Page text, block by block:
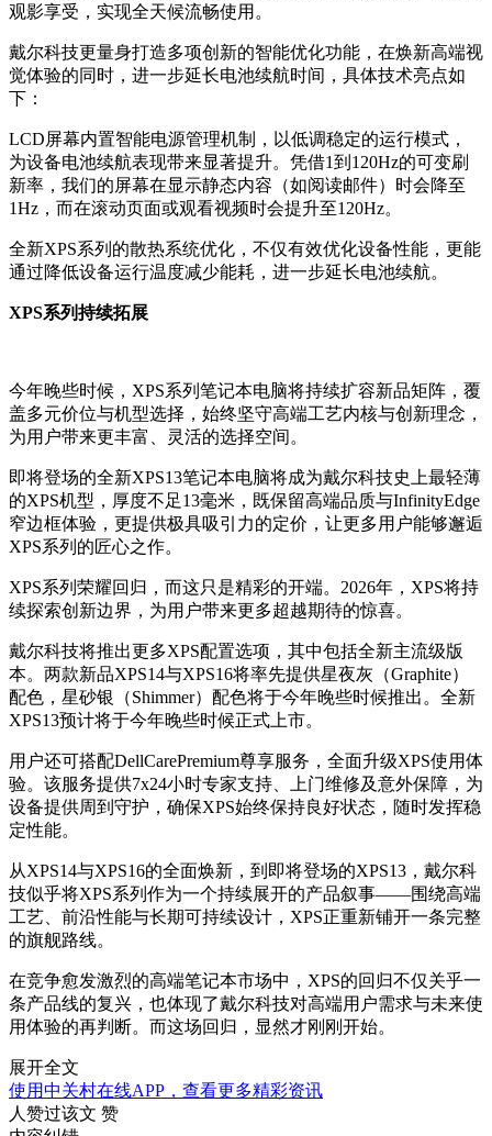
观影享受，实现全天候流畅使用。
戴尔科技更量身打造多项创新的智能优化功能，在焕新高端视
觉体验的同时，进一步延长电池续航时间，具体技术亮点如
下：
LCD屏幕内置智能电源管理机制，以低调稳定的运行模式，
为设备电池续航表现带来显著提升。凭借1到120Hz的可变刷
新率，我们的屏幕在显示静态内容（如阅读邮件）时会降至
1Hz，而在滚动页面或观看视频时会提升至120Hz。
全新XPS系列的散热系统优化，不仅有效优化设备性能，更能
通过降低设备运行温度减少能耗，进一步延长电池续航。
XPS系列持续拓展
今年晚些时候，XPS系列笔记本电脑将持续扩容新品矩阵，覆
盖多元价位与机型选择，始终坚守高端工艺内核与创新理念，
为用户带来更丰富、灵活的选择空间。
即将登场的全新XPS13笔记本电脑将成为戴尔科技史上最轻薄
的XPS机型，厚度不足13毫米，既保留高端品质与InfinityEdge
窄边框体验，更提供极具吸引力的定价，让更多用户能够邂逅
XPS系列的匠心之作。
XPS系列荣耀回归，而这只是精彩的开端。2026年，XPS将持
续探索创新边界，为用户带来更多超越期待的惊喜。
戴尔科技将推出更多XPS配置选项，其中包括全新主流级版
本。两款新品XPS14与XPS16将率先提供星夜灰（Graphite）
配色，星砂银（Shimmer）配色将于今年晚些时候推出。全新
XPS13预计将于今年晚些时候正式上市。
用户还可搭配DellCarePremium尊享服务，全面升级XPS使用体
验。该服务提供7x24小时专家支持、上门维修及意外保障，为
设备提供周到守护，确保XPS始终保持良好状态，随时发挥稳
定性能。
从XPS14与XPS16的全面焕新，到即将登场的XPS13，戴尔科
技似乎将XPS系列作为一个持续展开的产品叙事——围绕高端
工艺、前沿性能与长期可持续设计，XPS正重新铺开一条完整
的旗舰路线。
在竞争愈发激烈的高端笔记本市场中，XPS的回归不仅关乎一
条产品线的复兴，也体现了戴尔科技对高端用户需求与未来使
用体验的再判断。而这场回归，显然才刚刚开始。
展开全文
使用中关村在线APP，查看更多精彩资讯
人赞过该文 赞